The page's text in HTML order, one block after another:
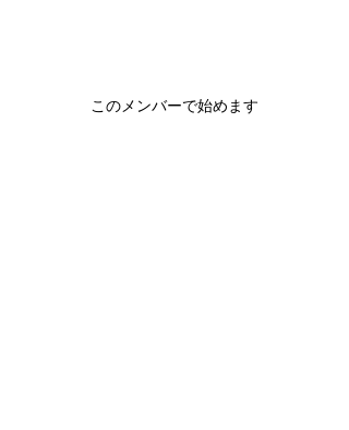
このメンバーで始めます